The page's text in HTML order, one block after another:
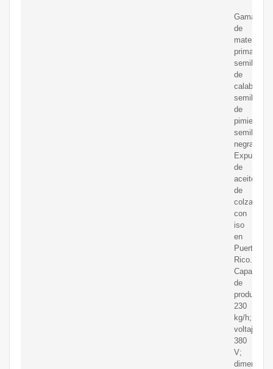
Gama
de
materia
prima:
semilla
de
calabaza,
semilla
de
pimienta,
semilla
negra
Expulsor
de
aceite
de
colza
con
iso
en
Puerto
Rico.
Capacidad
de
230
kg/h;
voltaje:
380
V;